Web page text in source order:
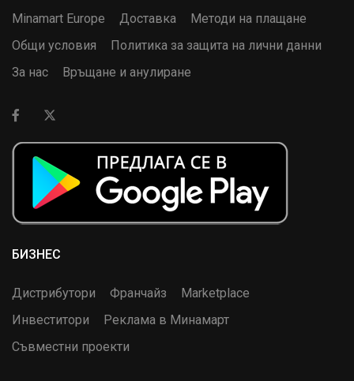
Minamart Europe Доставка
Методи на плащане
Общи условия
Политика за защита на лични данни
За нас
Връщане и анулиране
БИЗНЕС
Дистрибутори Франчайз
Marketplace
Инвеститори
Реклама в Минамарт
Съвместни проекти